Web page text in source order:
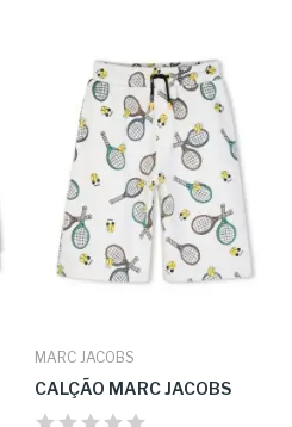
MARC JACOBS
CALÇÃO MARC JACOBS